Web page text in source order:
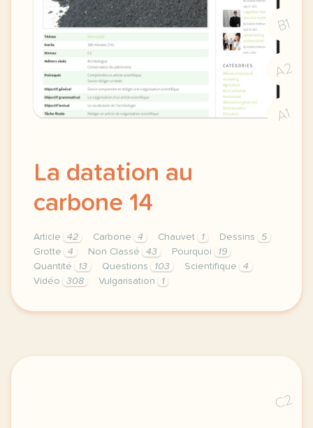
B1
A2
A1
La datation au
carbone 14
Article 42 Carbone 4 Chauvet 1 Dessins
5
Grotte
4 Non Classé 43 Pourquoi
19
Quantité
13 Questions 103 Scientifique
4
Vidéo
308 Vulgarisation 1
theme non classe duree 180 minutes 3 h niveau
C2